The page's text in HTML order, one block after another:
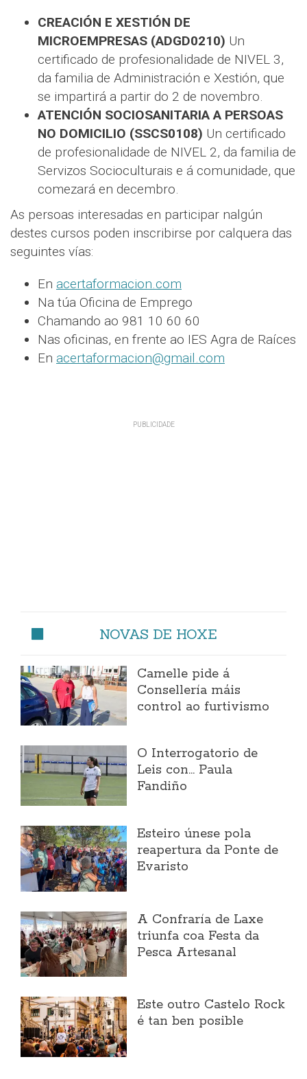
CREACIÓN E XESTIÓN DE
MICROEMPRESAS (ADGD0210) Un
certificado de profesionalidade de NIVEL 3,
da familia de Administración e Xestión, que
se impartirá a partir do 2 de novembro.
ATENCIÓN SOCIOSANITARIA A PERSOAS
NO DOMICILIO (SSCS0108) Un certificado
de profesionalidade de NIVEL 2, da familia de
Servizos Socioculturais e á comunidade, que
comezará en decembro.
As persoas interesadas en participar nalgún
destes cursos poden inscribirse por calquera das
seguintes vías:
En acertaformacion.com
Na túa Oficina de Emprego
Chamando ao 981 10 60 60
Nas oficinas, en frente ao IES Agra de Raíces
En acertaformacion@gmail.com
NOVAS DE HOXE
Camelle pide á
Consellería máis
control ao furtivismo
O Interrogatorio de
Leis con... Paula
Fandiño
Esteiro únese pola
reapertura da Ponte de
Evaristo
A Confraría de Laxe
triunfa coa Festa da
Pesca Artesanal
Este outro Castelo Rock
é tan ben posible